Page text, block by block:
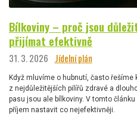
Bílkoviny – proč jsou
přijímat efektivně
31. 3. 2026 Jídelní plán
Když mluvíme o hubnutí, často
z nejdůležitějších pilířů zdravé a
pasu jsou ale bílkoviny. V tomto
příjem nastavit co nejefektivněji.